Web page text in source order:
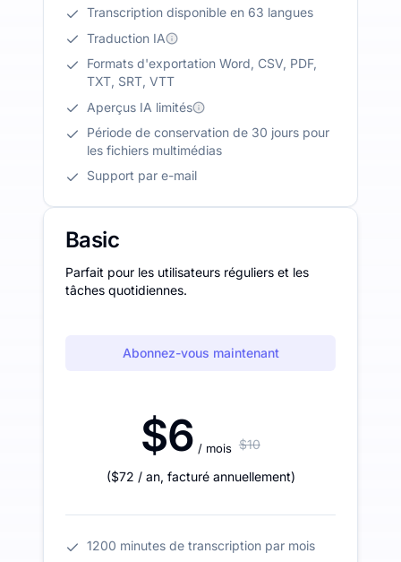
Transcription disponible en 63 langues
Traduction IA
Formats d'exportation Word, CSV, PDF,
TXT, SRT, VTT
Aperçus IA limités
Période de conservation de 30 jours pour
les fichiers multimédias
Support par e-mail
Basic
Parfait pour les utilisateurs réguliers et les
tâches quotidiennes.
Abonnez-vous maintenant
$6 / mois $10
($72 / an, facturé annuellement)
1200 minutes de transcription par mois